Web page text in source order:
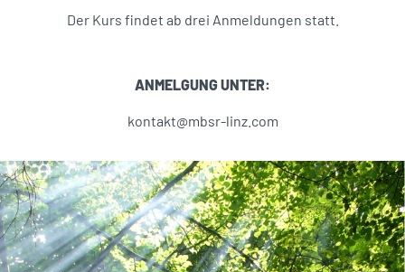
Der Kurs findet ab drei Anmeldungen statt.
ANMELGUNG UNTER:
kontakt@mbsr-linz.com